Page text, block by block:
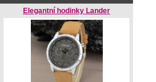
Elegantní hodinky Lander